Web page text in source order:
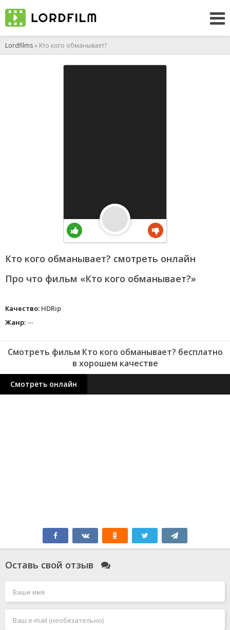
Lordfilms» Кто кого обманывает?
Кто кого обманывает? смотреть онлайн
Про что фильм «Кто кого обманывает?»
Качество: HDRip
Жанр:---
Смотреть фильм Кто кого обманывает? бесплатно
в хорошем качестве
Смотреть онлайн
Оставь свой отзыв